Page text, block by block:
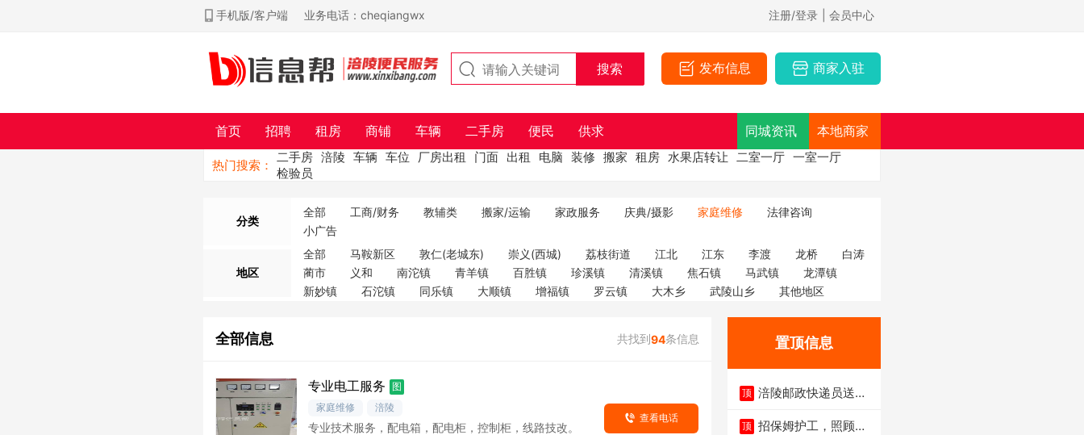
手机版/客户端 业务电话：cheqiangwx 注册/登录 | 会员中心
发布信息 商家入驻
首页 招聘 租房 商铺 车辆 二手房 便民 供求 同城资讯 本地商家
热门搜索：
二手房 涪陵 车辆 车位 厂房出租 门面 出租 电脑 装修 搬家 租房 水果店转让 二室一厅 一室一厅
检验员
分类
全部 工商/财务 教辅类 搬家/运输 家政服务 庆典/摄影 家庭维修
法律咨询
小广告
地区
全部 马鞍新区 敦仁(老城东) 崇义(西城) 荔枝街道 江北 江东 李渡 龙桥
白涛
蔺市
义和 南沱镇 青羊镇 百胜镇 珍溪镇 清溪镇 焦石镇 马武镇
龙潭镇
新妙镇
石沱镇 同乐镇 大顺镇 增福镇 罗云镇 大木乡 武陵山乡 其他地区
全部信息 共找到94条信息
专业电工服务
图
家庭维修
涪陵
专业技术服务，配电箱，配电柜，控制柜，线路技改。
查看电话
置顶信息
顶 涪陵邮政快递员送货
顶 招保姆护工，照顾病